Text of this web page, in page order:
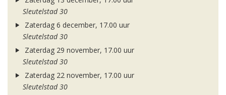
Sleutelstad 30
Zaterdag 6 december, 17.00 uur
Sleutelstad 30
Zaterdag 29 november, 17.00 uur
Sleutelstad 30
Zaterdag 22 november, 17.00 uur
Sleutelstad 30